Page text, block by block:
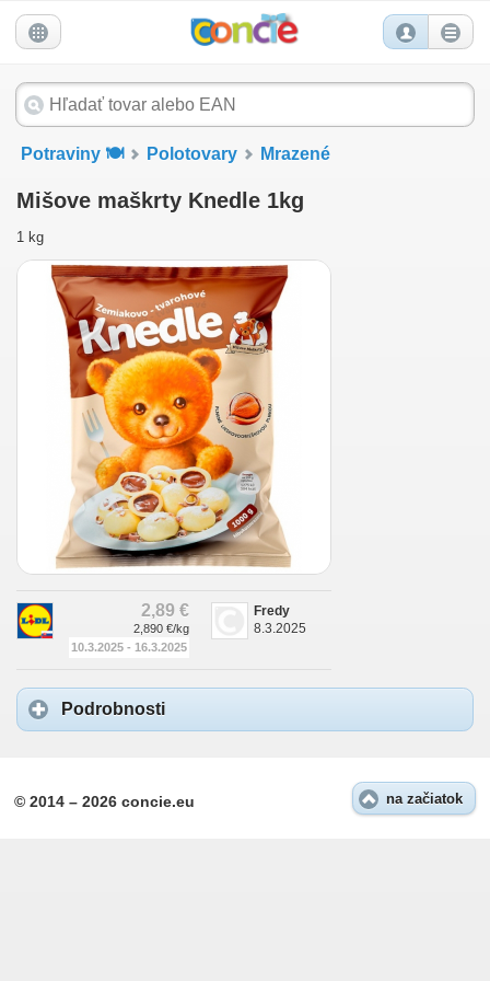
Potraviny 🍽️ Polotovary Mrazené
Mišove maškrty Knedle 1kg
1 kg
2,89 €
2,890 €/kg
10.3.2025 - 16.3.2025
Fredy
8.3.2025
Podrobnosti
na začiatok
© 2014 – 2026 concie.eu